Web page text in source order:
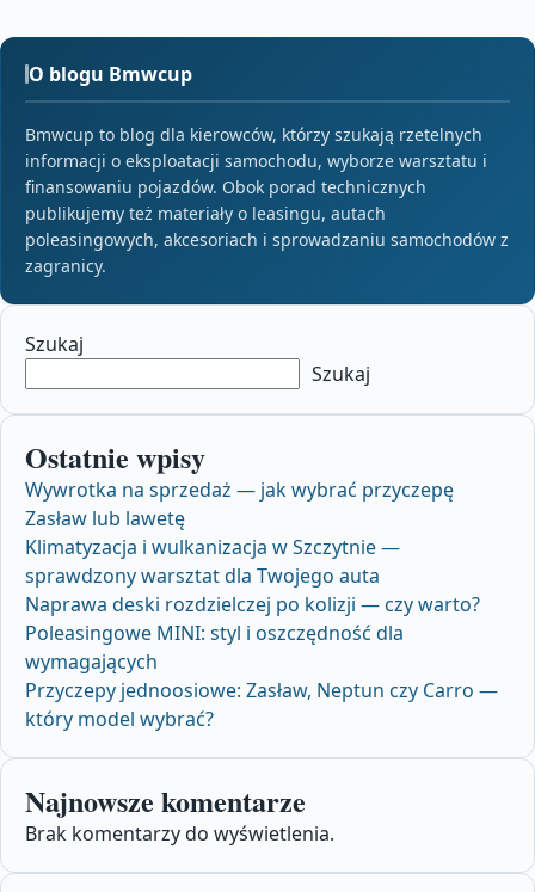
O blogu Bmwcup
Bmwcup to blog dla kierowców, którzy szukają rzetelnych
informacji o eksploatacji samochodu, wyborze warsztatu i
finansowaniu pojazdów. Obok porad technicznych
publikujemy też materiały o leasingu, autach
poleasingowych, akcesoriach i sprowadzaniu samochodów z
zagranicy.
Szukaj
Szukaj
Ostatnie wpisy
Wywrotka na sprzedaż — jak wybrać przyczepę
Zasław lub lawetę
Klimatyzacja i wulkanizacja w Szczytnie —
sprawdzony warsztat dla Twojego auta
Naprawa deski rozdzielczej po kolizji — czy warto?
Poleasingowe MINI: styl i oszczędność dla
wymagających
Przyczepy jednoosiowe: Zasław, Neptun czy Carro —
który model wybrać?
Najnowsze komentarze
Brak komentarzy do wyświetlenia.